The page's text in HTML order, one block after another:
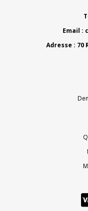
Email :
Adresse : 70